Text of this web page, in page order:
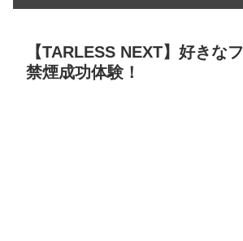
【TARLESS NEXT】好きな
禁煙成功体験！